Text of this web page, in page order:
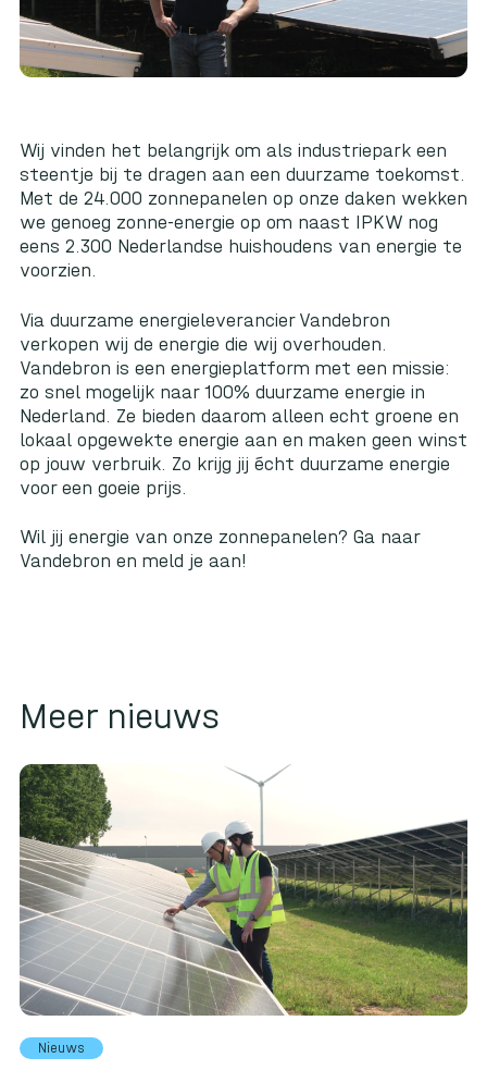
Wij vinden het belangrijk om als industriepark een
steentje bij te dragen aan een duurzame toekomst.
Met de 24.000 zonnepanelen op onze daken wekken
we genoeg zonne-energie op om naast IPKW nog
eens 2.300 Nederlandse huishoudens van energie te
voorzien.
Via duurzame energieleverancier Vandebron
verkopen wij de energie die wij overhouden.
Vandebron is een energieplatform met een missie:
zo snel mogelijk naar 100% duurzame energie in
Nederland. Ze bieden daarom alleen echt groene en
lokaal opgewekte energie aan en maken geen winst
op jouw verbruik. Zo krijg jij écht duurzame energie
voor een goeie prijs.
Wil jij energie van onze zonnepanelen? Ga naar
Vandebron en meld je aan!
Meer nieuws
Nieuws